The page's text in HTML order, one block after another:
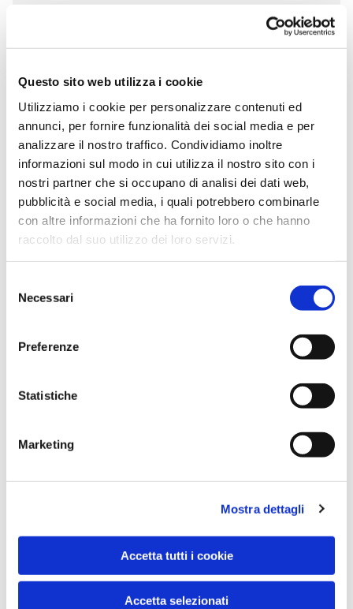
Questo sito web utilizza i cookie
Utilizziamo i cookie per personalizzare contenuti ed
annunci, per fornire funzionalità dei social media e per
analizzare il nostro traffico. Condividiamo inoltre
informazioni sul modo in cui utilizza il nostro sito con i
nostri partner che si occupano di analisi dei dati web,
pubblicità e social media, i quali potrebbero combinarle
con altre informazioni che ha fornito loro o che hanno
raccolto dal suo utilizzo dei loro servizi.
delNecessari
Preferenze
Statistiche
Marketing
Mostra dettagli
Accetta tutti i cookie
Accetta selezionati